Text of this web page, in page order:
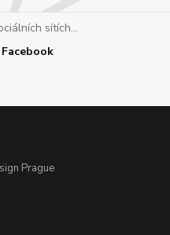
sítích...
Facebook
Prague